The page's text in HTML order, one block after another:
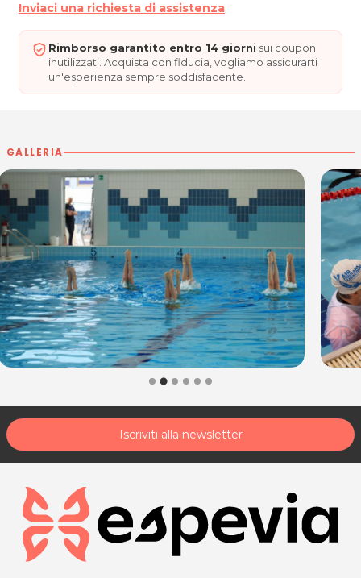
Inviaci una richiesta di assistenza
Rimborso garantito entro 14 giorni sui coupon
inutilizzati. Acquista con fiducia, vogliamo assicurarti
un'esperienza sempre soddisfacente.
GALLERIA
Iscriviti alla newsletter